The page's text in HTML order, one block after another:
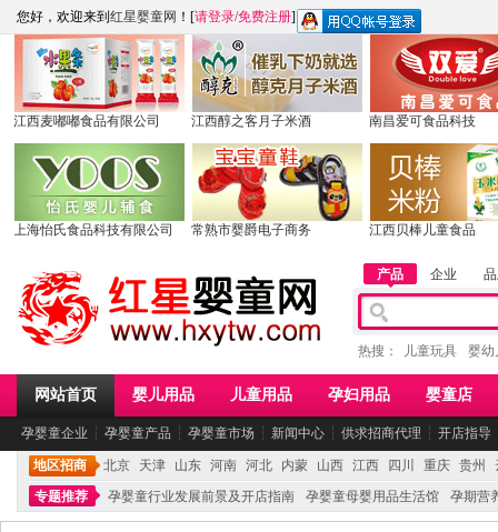
您好，欢迎来到 红星婴童网 ！[请登录/免费注册]
江西麦嘟嘟食品有限公司 江西醇之客月子米酒 南昌爱可食品科技
上海怡氏食品科技有限公司 常熟市婴爵电子商务 江西贝棒儿童食品
产品 企业
热搜： 儿童玩具 婴幼
网站首页 婴儿用品 儿童用品 孕妇用品 婴童店
孕婴童企业 ┆ 孕婴童产品 ┆ 孕婴童市场 ┆ 新闻中心 ┆ 供求招商代理 ┆ 开店指导
地区招商 北京 天津 山东 河南 河北 内蒙 山西 江西 四川 重庆 贵州
专题推荐
孕婴童行业发展前景及开店指南 孕婴童母婴用品生活馆 孕期营